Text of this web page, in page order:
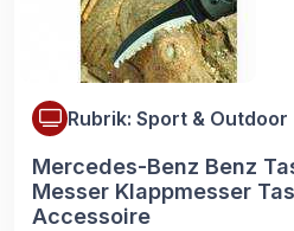
Rubrik: Sport & Outdoor
Mercedes-Benz Benz
Messer Klappmesser
Accessoire